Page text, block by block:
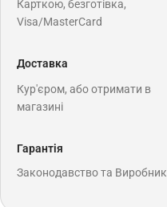
Карткою, безготівка,
Visa/MasterCard
Доставка
Кур'єром, або отримати в
магазині
Гарантія
Законодавство та Виробник